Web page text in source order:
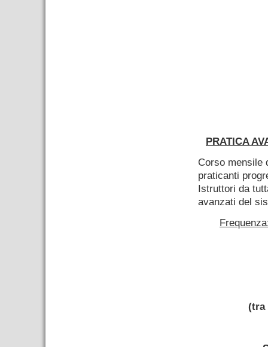
PRATICA
Corso mensile
praticanti
Istruttori da
avanzati del
(tra